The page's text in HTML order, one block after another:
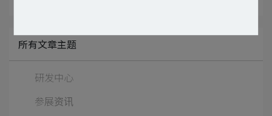
所有文章主题
研发中心
参展资讯